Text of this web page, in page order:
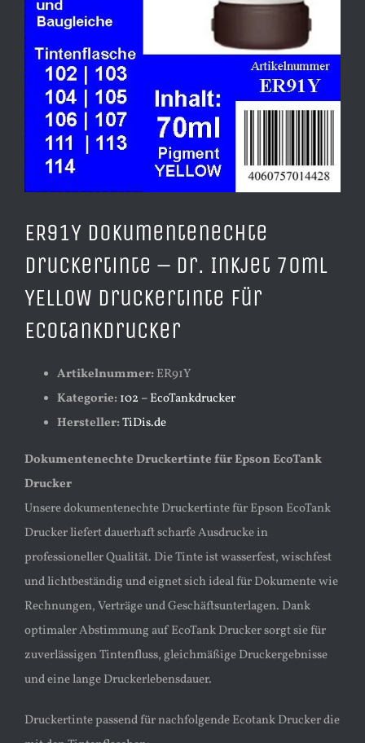
ER91Y Dokumentenechte
Druckertinte – Dr. Inkjet 70ml
YELLOW Druckertinte für
Ecotankdrucker
Artikelnummer:ER91Y
Kategorie:102 – EcoTankdrucker
Hersteller:TiDis.de
Dokumentenechte Druckertinte für Epson EcoTank
Drucker
Unsere dokumentenechte Druckertinte für Epson EcoTank
Drucker liefert dauerhaft scharfe Ausdrucke in
professioneller Qualität. Die Tinte ist wasserfest, wischfest
und lichtbeständig und eignet sich ideal für Dokumente wie
Rechnungen, Verträge und Geschäftsunterlagen. Dank
optimaler Abstimmung auf EcoTank Drucker sorgt sie für
zuverlässigen Tintenfluss, gleichmäßige Druckergebnisse
und eine lange Druckerlebensdauer.
Druckertinte passend für nachfolgende Ecotank Drucker die